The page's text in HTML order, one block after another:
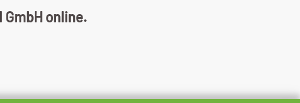
GmbH online.